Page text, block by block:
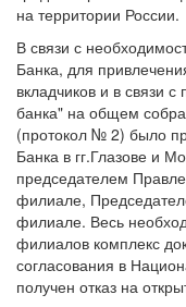
на территории России.
В связи с
Банка, для
вкладчиков и в связи
банка" на общем
(протокол № 2) было
Банка в гг.Глазове и
председателем
филиале,
филиале. Весь
филиалов комплекс
согласования в
получен отказ на